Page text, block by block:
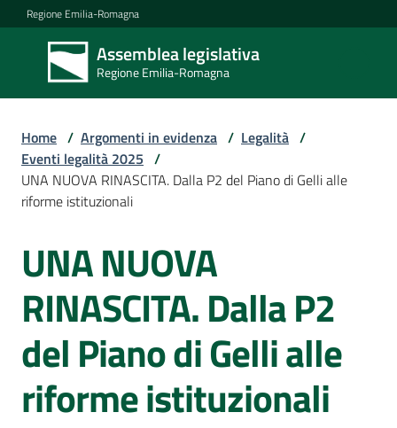
Vai al contenuto
Vai alla navigazione
Vai al footer
Regione Emilia-Romagna
Assemblea legislativa
Regione Emilia-Romagna
Assemblea
legislativa
Regione Emilia-
Assemblea
Attività
Per
Home / Argomenti in evidenza / Legalità /
Eventi legalità 2025 /
UNA NUOVA RINASCITA. Dalla P2 del Piano di Gelli alle
riforme istituzionali
Salta al contenuto
UNA NUOVA
RINASCITA. Dalla P2
del Piano di Gelli alle
riforme istituzionali